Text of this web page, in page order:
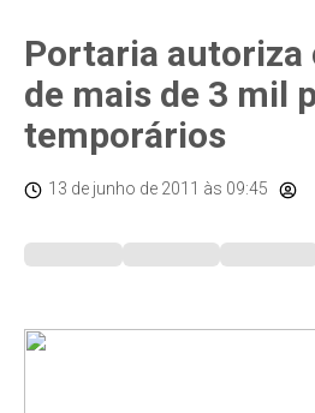
Portaria
de mais de 3 mil
temporários
13 de junho de 2011 às 09:45